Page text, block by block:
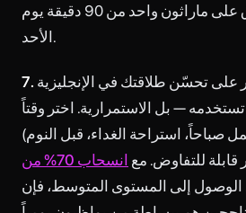
بالإنجليزية يومياً تتفوّق على ماراثون واحد من 90 دقيقة يوم
الأحد.
على تحسّن طلاقتك في الإنجليزية
— بل الاستمرارية. اختر وقتاً
صباحاً، استراحة الغداء، قبل النوم)
انسحاب 70% من
الوصول إلى المستوى المتوسط، فإن